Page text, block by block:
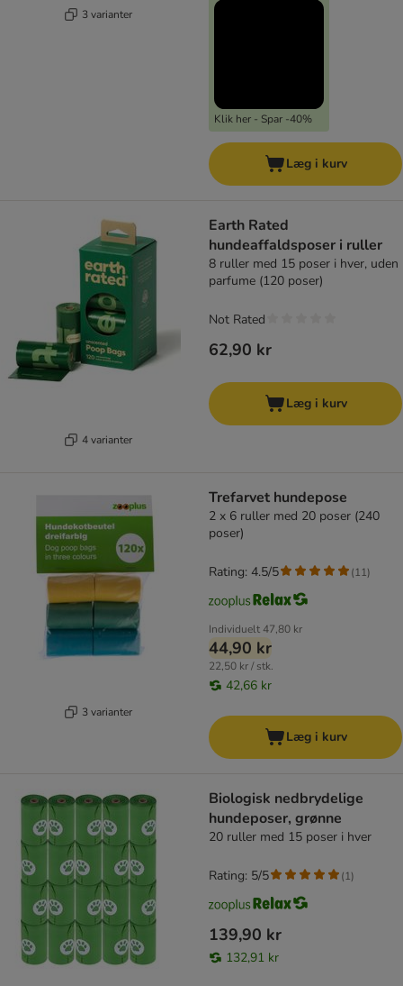
3 varianter
Klik her - Spar -40%
Læg i kurv
4 varianter
Earth Rated
hundeaffaldsposer i ruller
8 ruller med 15 poser i hver, uden
parfume (120 poser)
62,90 kr
Not Rated
Læg i kurv
3 varianter
Trefarvet hundepose
2 x 6 ruller med 20 poser (240
poser)
Individuelt47,80 kr
44,90 kr
22,50 kr / stk.
42,66 kr
Rating: 4.5/5 (11)
Læg i kurv
Biologisk nedbrydelige
hundeposer, grønne
20 ruller med 15 poser i hver
139,90 kr
132,91 kr
Rating: 5/5 (1)